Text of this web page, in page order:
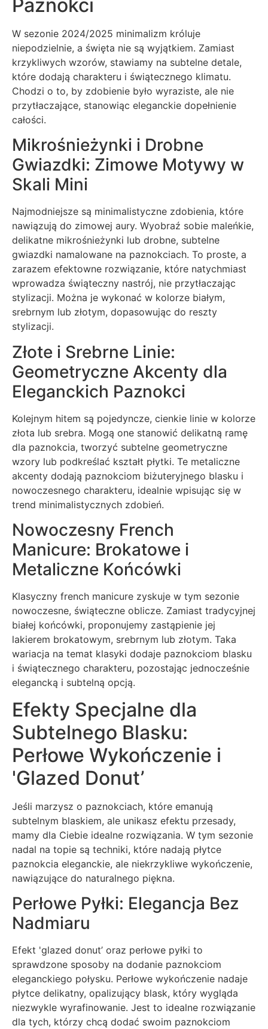
Paznokci
W sezonie 2024/2025 minimalizm króluje
niepodzielnie, a święta nie są wyjątkiem. Zamiast
krzykliwych wzorów, stawiamy na subtelne detale,
które dodają charakteru i świątecznego klimatu.
Chodzi o to, by zdobienie było wyraziste, ale nie
przytłaczające, stanowiąc eleganckie dopełnienie
całości.
Mikrośnieżynki i Drobne
Gwiazdki: Zimowe Motywy w
Skali Mini
Najmodniejsze są minimalistyczne zdobienia, które
nawiązują do zimowej aury. Wyobraź sobie maleńkie,
delikatne mikrośnieżynki lub drobne, subtelne
gwiazdki namalowane na paznokciach. To proste, a
zarazem efektowne rozwiązanie, które natychmiast
wprowadza świąteczny nastrój, nie przytłaczając
stylizacji. Można je wykonać w kolorze białym,
srebrnym lub złotym, dopasowując do reszty
stylizacji.
Złote i Srebrne Linie:
Geometryczne Akcenty dla
Eleganckich Paznokci
Kolejnym hitem są pojedyncze, cienkie linie w kolorze
złota lub srebra. Mogą one stanowić delikatną ramę
dla paznokcia, tworzyć subtelne geometryczne
wzory lub podkreślać kształt płytki. Te metaliczne
akcenty dodają paznokciom biżuteryjnego blasku i
nowoczesnego charakteru, idealnie wpisując się w
trend minimalistycznych zdobień.
Nowoczesny French
Manicure: Brokatowe i
Metaliczne Końcówki
Klasyczny french manicure zyskuje w tym sezonie
nowoczesne, świąteczne oblicze. Zamiast tradycyjnej
białej końcówki, proponujemy zastąpienie jej
lakierem brokatowym, srebrnym lub złotym. Taka
wariacja na temat klasyki dodaje paznokciom blasku
i świątecznego charakteru, pozostając jednocześnie
elegancką i subtelną opcją.
Efekty Specjalne dla
Subtelnego Blasku:
Perłowe Wykończenie i
'Glazed Donut’
Jeśli marzysz o paznokciach, które emanują
subtelnym blaskiem, ale unikasz efektu przesady,
mamy dla Ciebie idealne rozwiązania. W tym sezonie
nadal na topie są techniki, które nadają płytce
paznokcia eleganckie, ale niekrzykliwe wykończenie,
nawiązujące do naturalnego piękna.
Perłowe Pyłki: Elegancja Bez
Nadmiaru
Efekt 'glazed donut’ oraz perłowe pyłki to
sprawdzone sposoby na dodanie paznokciom
eleganckiego połysku. Perłowe wykończenie nadaje
płytce delikatny, opalizujący blask, który wygląda
niezwykle wyrafinowanie. Jest to idealne rozwiązanie
dla tych, którzy chcą dodać swoim paznokciom